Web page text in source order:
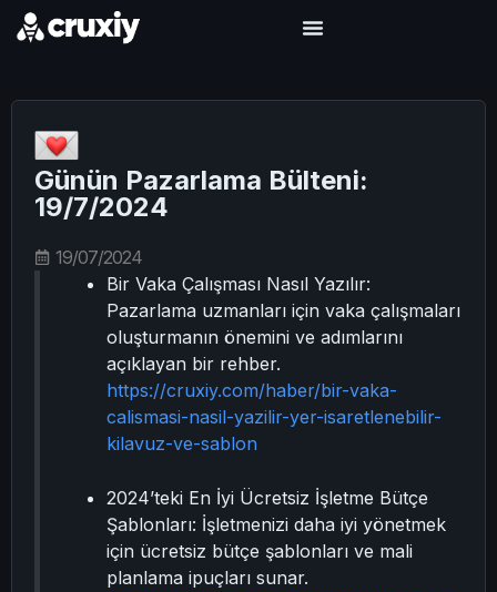
Günün Pazarlama Bülteni:
19/7/2024
19/07/2024
Bir Vaka Çalışması Nasıl Yazılır:
Pazarlama uzmanları için vaka çalışmaları
oluşturmanın önemini ve adımlarını
açıklayan bir rehber.
https://cruxiy.com/haber/bir-vaka-
calismasi-nasil-yazilir-yer-isaretlenebilir-
kilavuz-ve-sablon
2024’teki En İyi Ücretsiz İşletme Bütçe
Şablonları: İşletmenizi daha iyi yönetmek
için ücretsiz bütçe şablonları ve mali
planlama ipuçları sunar.